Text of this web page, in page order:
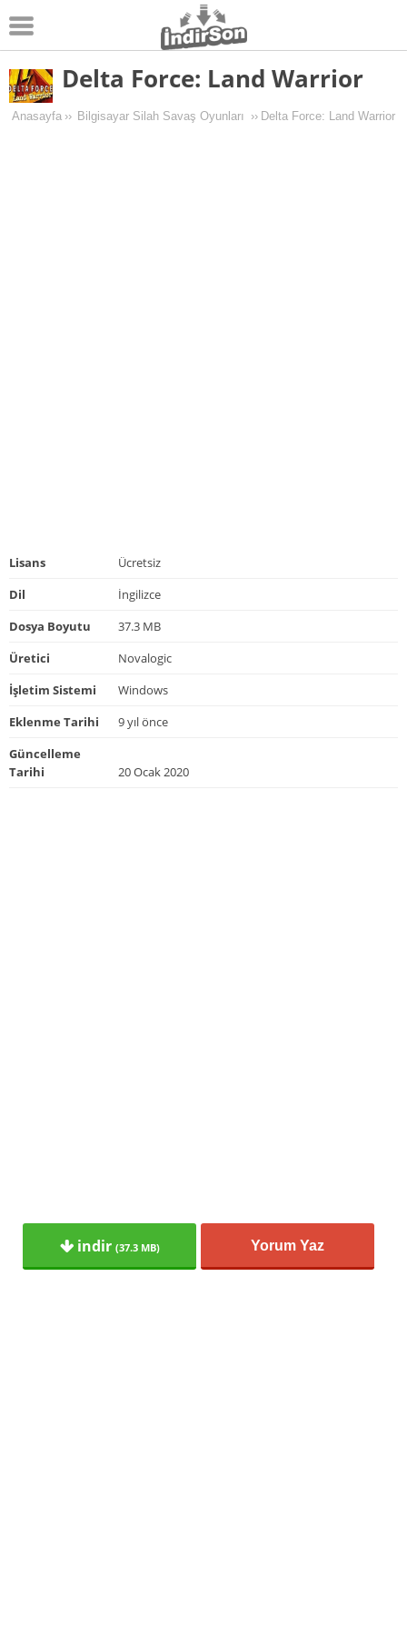
Android
Pc Oyunları
Delta Force: Land Warrior
Anasayfa ›› Bilgisayar Silah Savaş Oyunları ›› Delta Force: Land Warrior
Lisans
Ücretsiz
Dil
İngilizce
Dosya Boyutu
37.3 MB
Üretici
Novalogic
İşletim Sistemi
Windows
Eklenme Tarihi
9 yıl önce
Güncelleme
Tarihi
20 Ocak 2020
indir (37.3 MB) Yorum Yaz